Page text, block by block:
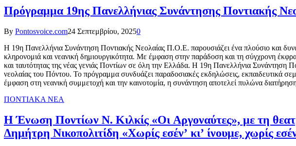
Πρόγραμμα 19ης Πανελλήνιας Συνάντησης Ποντιακής
By Pontosvoice.com24 Σεπτεμβρίου, 20250
Η 19η Πανελλήνια Συνάντηση Ποντιακής Νεολαίας Π.Ο.Ε. παρουσιάζει ένα πλούσιο και
κληρονομιά και νεανική δημιουργικότητα. Με έμφαση στην παράδοση και τη σύγχρονη
και ταυτότητας της νέας γενιάς Ποντίων σε όλη την Ελλάδα. Η 19η Πανελλήνια Συνάντηση
νεολαίας του Πόντου. Το πρόγραμμα συνδυάζει παραδοσιακές εκδηλώσεις, εκπαιδευτικά
έμφαση στη νεανική συμμετοχή και την καινοτομία, η συνάντηση αποτελεί πυλώνα
ΠΟΝΤΙΑΚΑ ΝΕΑ
Η Ένωση Ποντίων Ν. Κιλκίς «Οι Αργοναύτες», με τη
Δημήτρη Νικοπολιτίδη «Χωρίς εσέν’ κι’ ίνουμε, χωρίς